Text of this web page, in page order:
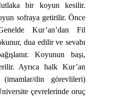
bir koyun kesilir.
sofraya getirilir. Önce
Kur’an’dan Fil
dua edilir ve sevabı
Koyunun başı,
Ayrıca halk Kur’an
din görevlileri)
çevrelerinde oruç